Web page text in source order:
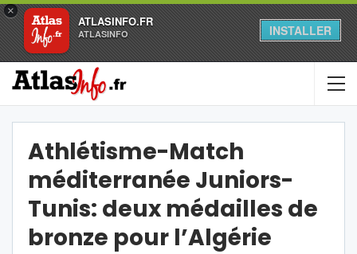
×
ATLASINFO.FR
ATLASINFO INSTALLER
Athlétisme-Match
méditerranée Juniors-
Tunis: deux médailles de
bronze pour l’Algérie